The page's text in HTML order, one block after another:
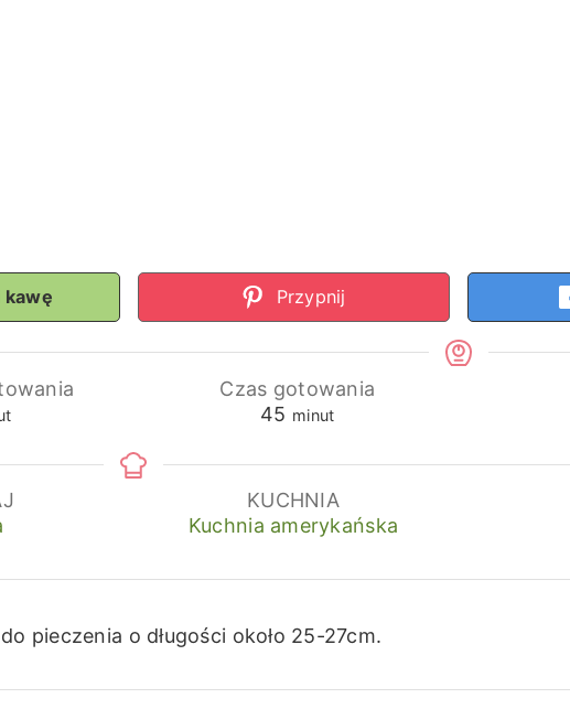
kawę Przypnij
Czas gotowania
45 minuty
minut
KUCHNIA
Kuchnia amerykańska
pieczenia o długości około 25-27cm.